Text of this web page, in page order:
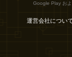
Google Play お
運営会社につい